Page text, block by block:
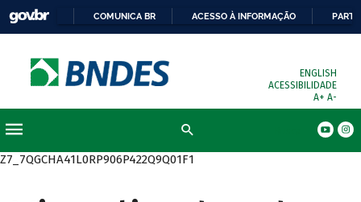
COMUNICA BR ACESSO À INFORMAÇÃO
ENGLISH
ACESSIBILIDADE
A+ A-
Z7_7QGCHA41L0RP906P422Q9Q01F1